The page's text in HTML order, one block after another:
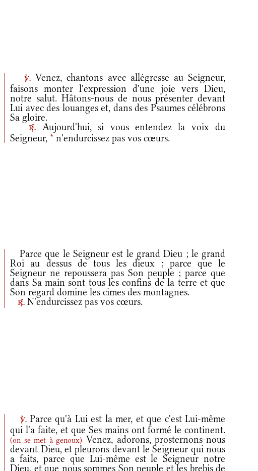
v.Venez, chantons avec allégresse au Seigneur,
faisons monter l'expression d'une joie vers Dieu,
notre salut. Hâtons-nous de nous présenter devant
Lui avec des louanges et, dans des Psaumes célébrons
Sa gloire.
r.
Aujourd'hui, si vous entendez la voix du
Seigneur, * n'endurcissez pas vos cœurs.
Parce que le Seigneur est le grand Dieu ; le grand
Roi au dessus de tous les dieux ; parce que le
Seigneur ne repoussera pas Son peuple ; parce que
dans Sa main sont tous les confins de la terre et que
Son regard domine les cimes des montagnes.
r. N'endurcissez pas vos cœurs.
v.Parce qu'à Lui est la mer, et que c'est Lui-même
qui l'a faite, et que Ses mains ont formé le continent.
(on se met à genoux) Venez, adorons, prosternons-nous
devant Dieu, et pleurons devant le Seigneur qui nous
a faits, parce que Lui-même est le Seigneur notre
Dieu, et que nous sommes Son peuple et les brebis de